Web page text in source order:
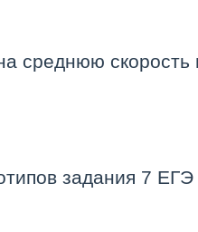
среднюю
задания 7